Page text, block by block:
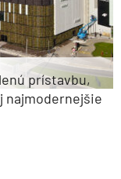
prístavbu,